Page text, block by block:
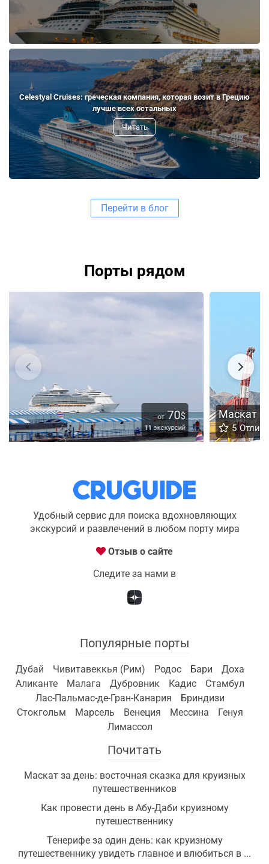
Celestyal Cruises: греческая компания, которая возит в Грецию
лучше всех остальных
Читать
Перейти в блог
Порты рядом
Маскат
5 Отлично
от50$
экскурсий
Удобный сервис для поиска вдохновляющих
экскурсий и развлечений в любом порту мира
Отзыв о сайте
Следите за нами в
Популярные порты
Дубай Чивитавеккья (Рим) Родос Бари
Доха
Аликанте
Малага Дубровник Кадис
Стамбул
Лас-Пальмас-де-Гран-Канария
Бриндизи
Стокгольм
Марсель Венеция Мессина
Генуя
Лимассол
Почитать
Маскат за день: восточная сказка для круизных
путешественников
Как провести день в Абу-Даби круизному
путешественнику
Тенерифе за один день: как круизному
путешественнику увидеть главное и влюбиться в ...